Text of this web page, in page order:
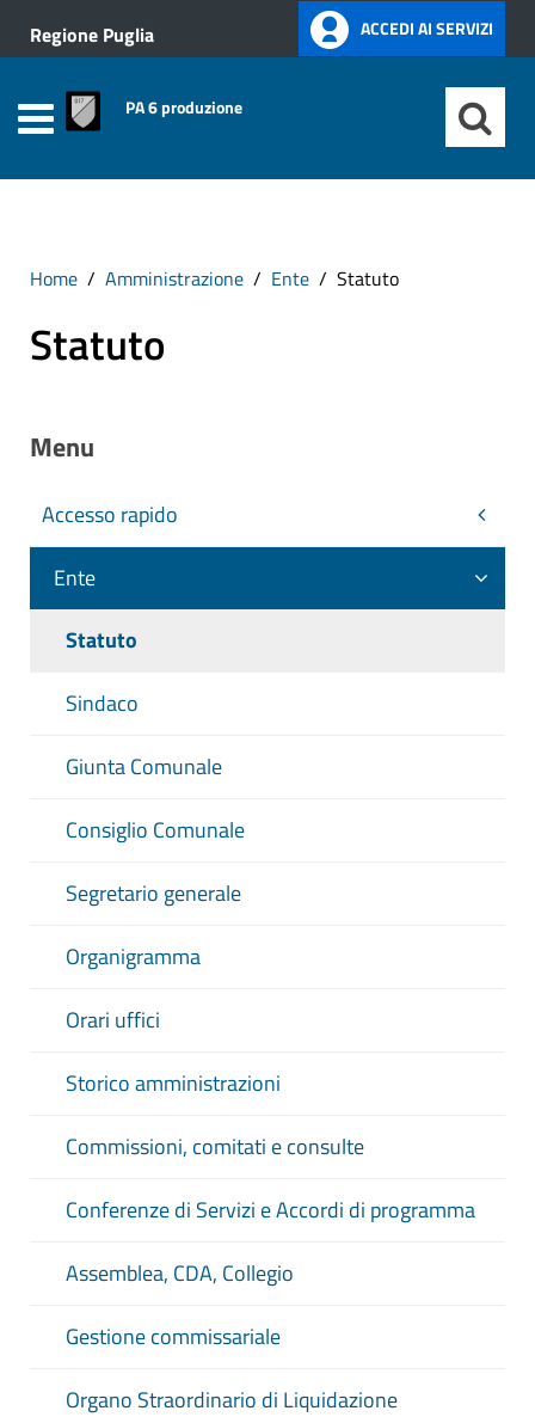
Regione Puglia ACCEDI AI SERVIZI
PA 6 produzione
Home Amministrazione Ente Statuto
Statuto
Menu
Accesso rapido
Ente
Statuto
Sindaco
Giunta Comunale
Consiglio Comunale
Segretario generale
Organigramma
Orari uffici
Storico amministrazioni
Commissioni, comitati e consulte
Conferenze di Servizi e Accordi di programma
Assemblea, CDA, Collegio
Gestione commissariale
Organo Straordinario di Liquidazione